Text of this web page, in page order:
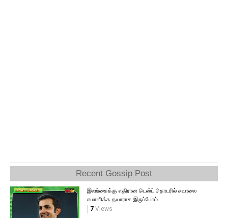
Recent Gossip Post
இலங்கைக்கு எதிரான டெஸ்ட் தொடரில் சவாலை
சமாளிக்க தயாராக இருப்போம்.
7Views